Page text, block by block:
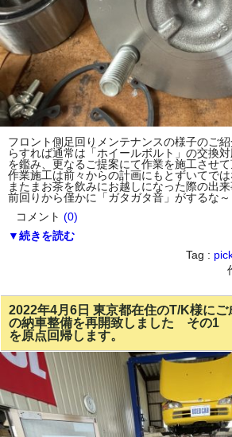
フロント側足回りメンテナンスの様子のご
らすれば通常は「ホイールボルト」の交換
を鑑み、更なるご提案にて作業を施工させ
作業施工は前々からの計画にもとずいてで
またまお茶を飲みにお越しになった際の出
前回りから僅かに「ガタガタ音」がするな～
コメント (0)
▼続きを読む
Tag :
2022年4月6日 東京都在住のT/K様にご
の納車整備を再開致しました その1
を原点回帰します。